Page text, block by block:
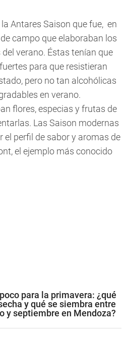
Antares Saison que fue, en
campo que elaboraban los
verano. Éstas tenían que
para que resistieran
pero no tan alcohólicas
en verano.
flores, especias y frutas de
Las Saison modernas
el perfil de sabor y aromas de
el ejemplo más conocido
para la primavera: ¿qué
y qué se siembra entre
y septiembre en Mendoza?